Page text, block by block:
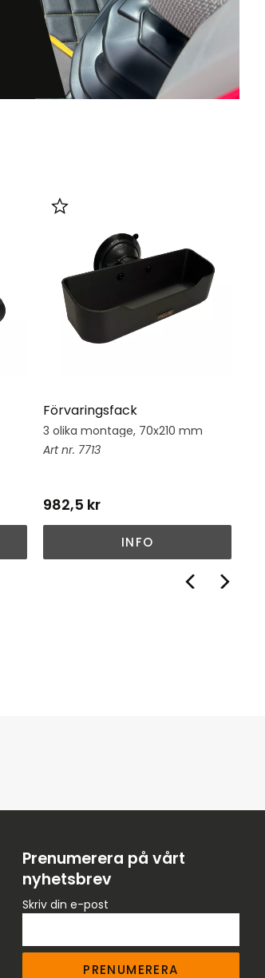
Förvaringsfack
3 olika montage, 70x210 mm
7713
982,5 kr
Lägg till i favoriter
INFO
Prenumerera på vårt
nyhetsbrev
Skriv din e-post
PRENUMERERA